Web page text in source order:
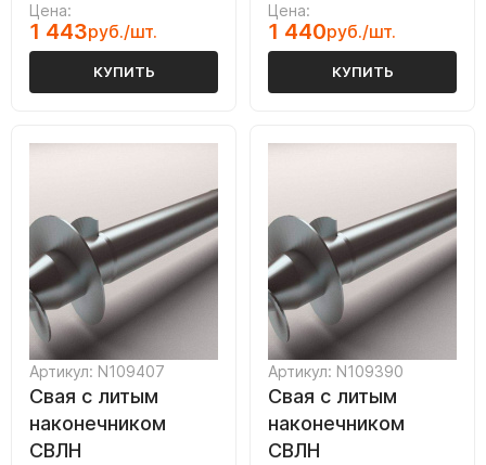
Цена:
1 443руб./шт.
КУПИТЬ
Цена:
1 440руб./шт.
КУПИТЬ
Артикул: N109407
Свая с литым
наконечником
СВЛН
Артикул: N109390
Свая с литым
наконечником
СВЛН